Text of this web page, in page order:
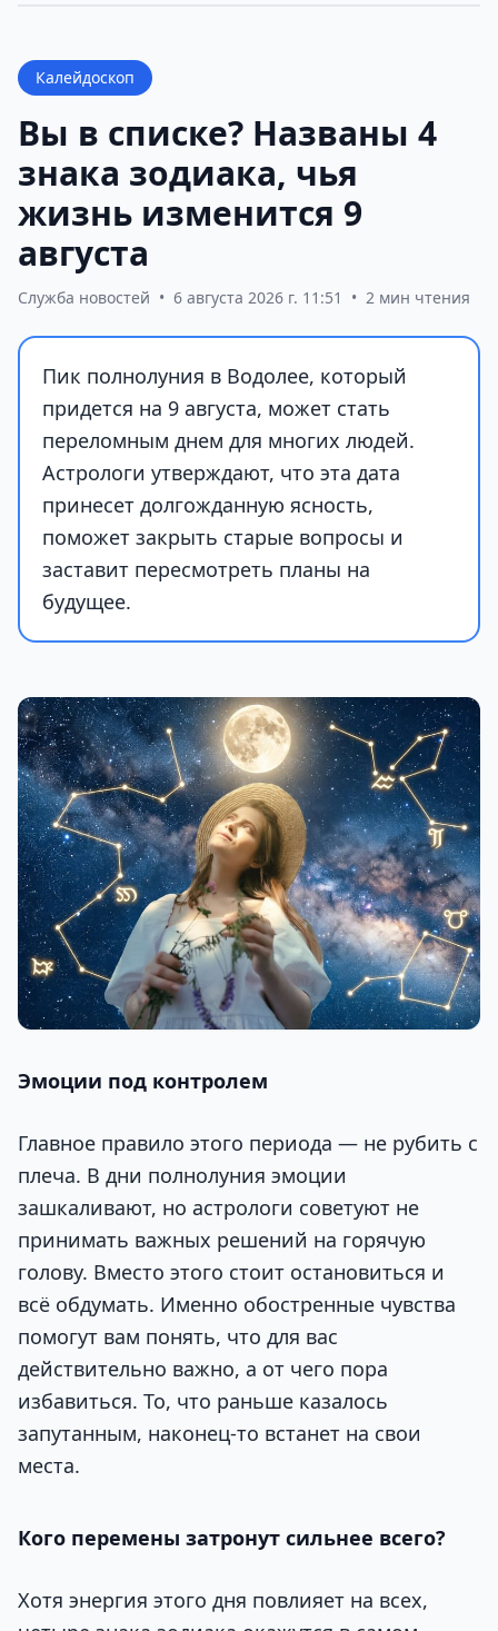
Калейдоскоп
Вы в списке? Названы 4
знака зодиака, чья
жизнь изменится 9
августа
Служба новостей • 6 августа 2026 г. 11:51 • 2 мин чтения
Пик полнолуния в Водолее, который
придется на 9 августа, может стать
переломным днем для многих людей.
Астрологи утверждают, что эта дата
принесет долгожданную ясность,
поможет закрыть старые вопросы и
заставит пересмотреть планы на
будущее.
Эмоции под контролем
Главное правило этого периода — не рубить с
плеча. В дни полнолуния эмоции
зашкаливают, но астрологи советуют не
принимать важных решений на горячую
голову. Вместо этого стоит остановиться и
всё обдумать. Именно обостренные чувства
помогут вам понять, что для вас
действительно важно, а от чего пора
избавиться. То, что раньше казалось
запутанным, наконец-то встанет на свои
места.
Кого перемены затронут сильнее всего?
Хотя энергия этого дня повлияет на всех,